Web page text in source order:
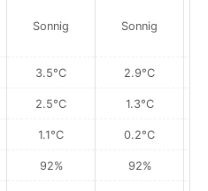
Sonnig
3.5°C
2.5°C
1.1°C
92%
Sonnig
2.9°C
1.3°C
0.2°C
92%